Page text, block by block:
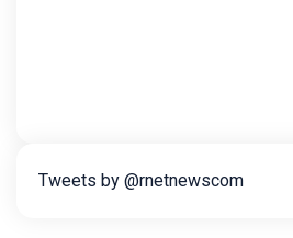
Tweets by @rnetnewscom